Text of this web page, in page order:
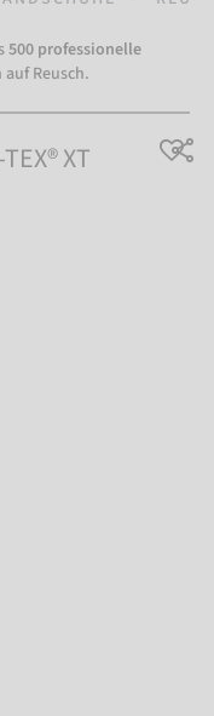
500 professionelle
Reusch.
XT